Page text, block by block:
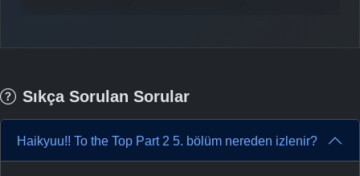
Sıkça Sorulan Sorular
Haikyuu!! To the Top Part 2 5. bölüm nereden izlenir?